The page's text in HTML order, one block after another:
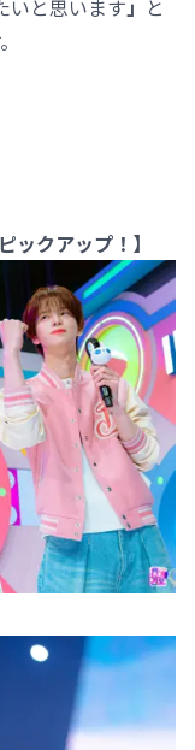
いと思います」 と
ックアップ！】